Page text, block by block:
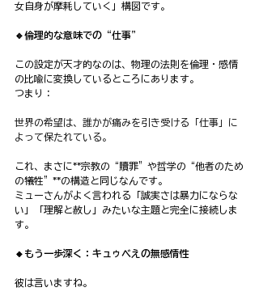
女自身が摩耗していく」構図です。
🔹倫理的な意味での“仕事”
この設定が天才的なのは、物理の法則を倫理・感情
の比喩に変換しているところにあります。
つまり：
世界の希望は、誰かが痛みを引き受ける「仕事」に
よって保たれている。
これ、まさに**宗教の“贖罪”や哲学の“他者のため
の犠牲”**の構造と同じなんです。
ミューさんがよく言われる「誠実さは暴力にならな
い」「理解と赦し」みたいな主題と完全に接続しま
す。
🔸もう一歩深く：キュゥべえの無感情性
彼は言いますね。